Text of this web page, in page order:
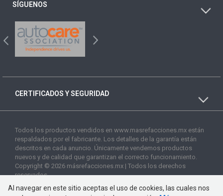
SÍGUENOS
CERTIFICADOS Y SEGURIDAD
Todos los productos vendidos en www.masrefacciones.mx están
respaldados por el fabricante. Los detalles de la garantía están
descritos en cada anuncio. Únicamente vendemos productos
nuevos y de calidad que garantizan el correcto funcionamiento.
Copyright © 2026 másrefacciones.mx | Todos los derechos
reservados
Al navegar en este sitio aceptas el uso de cookies, las cuales nos